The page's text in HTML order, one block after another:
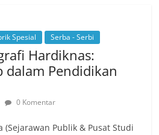
Spesial Serba - Serbi
Hardiknas:
dalam Pendidikan
0 Komentar
(Sejarawan Publik & Pusat Studi